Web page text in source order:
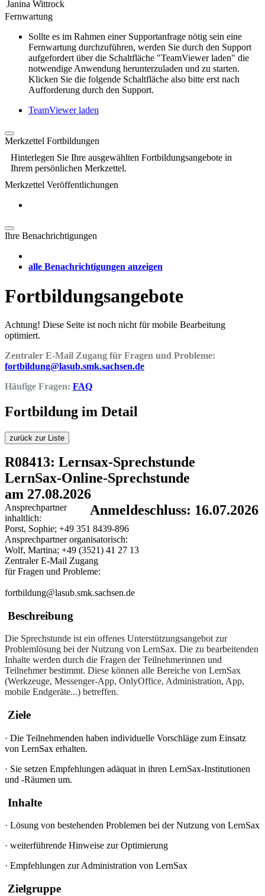
Janina Wittrock
Fernwartung
Sollte es im Rahmen einer Supportanfrage nötig sein eine
Fernwartung durchzuführen, werden Sie durch den Support
aufgefordert über die Schaltfläche "TeamViewer laden" die
notwendige Anwendung herunterzuladen und zu starten.
Klicken Sie die folgende Schaltfläche also bitte erst nach
Aufforderung durch den Support.
TeamViewer laden
Merkzettel Fortbildungen
Hinterlegen Sie Ihre ausgewählten Fortbildungsangebote in
Ihrem persönlichen Merkzettel.
Merkzettel Veröffentlichungen
Ihre Benachrichtigungen
alle Benachrichtigungen anzeigen
Fortbildungsangebote
Achtung! Diese Seite ist noch nicht für mobile Bearbeitung
optimiert.
Zentraler E-Mail Zugang für Fragen und Probleme:
fortbildung@lasub.smk.sachsen.de
Häufige Fragen: FAQ
Fortbildung im Detail
zurück zur Liste
R08413: Lernsax-Sprechstunde
LernSax-Online-Sprechstunde
am 27.08.2026
Anmeldeschluss: 16.07.2026
Ansprechpartner
inhaltlich:
Porst, Sophie; +49 351 8439-896
Ansprechpartner organisatorisch:
Wolf, Martina; +49 (3521) 41 27 13
Zentraler E-Mail Zugang
für Fragen und Probleme:
fortbildung@lasub.smk.sachsen.de
Beschreibung
Die Sprechstunde ist ein offenes Unterstützungsangebot zur
Problemlösung bei der Nutzung von LernSax. Die zu bearbeitenden
Inhalte werden durch die Fragen der Teilnehmerinnen und
Teilnehmer bestimmt. Diese können alle Bereiche von LernSax
(Werkzeuge, Messenger-App, OnlyOffice, Administration, App,
mobile Endgeräte...) betreffen.
Ziele
· Die Teilnehmenden haben individuelle Vorschläge zum Einsatz
von LernSax erhalten.
· Sie setzen Empfehlungen adäquat in ihren LernSax-Institutionen
und -Räumen um.
Inhalte
· Lösung von bestehenden Problemen bei der Nutzung von LernSax
· weiterführende Hinweise zur Optimierung
· Empfehlungen zur Administration von LernSax
Zielgruppe